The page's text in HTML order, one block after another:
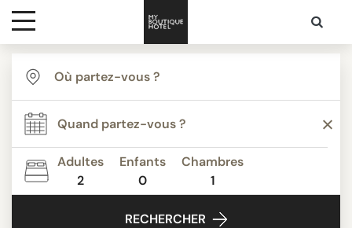
Destinations
Inspiration
Media
Adultes
2
Enfants
0
Chambres
1
RECHERCHER